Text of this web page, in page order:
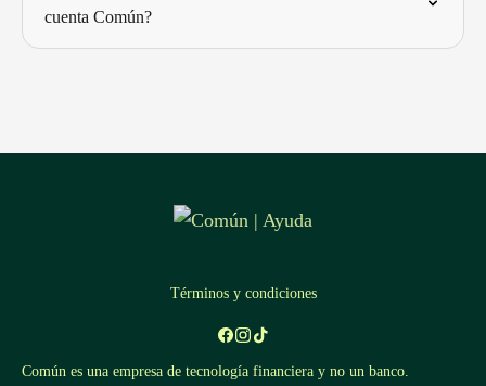
cuenta Común?
Términos y condiciones
Común es una empresa de tecnología financiera y no un banco.